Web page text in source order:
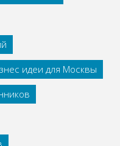
идеи для Москвы